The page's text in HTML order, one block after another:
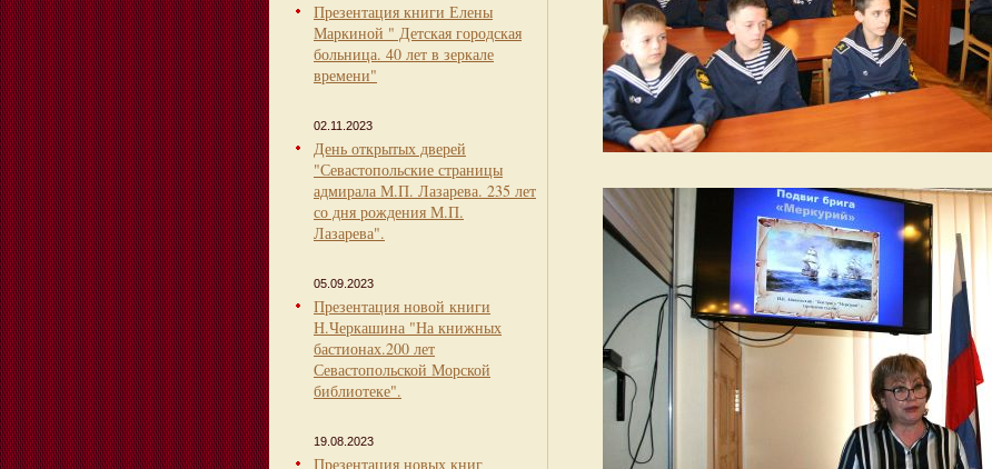
Презентация книги Елены
Маркиной " Детская городская
больница. 40 лет в зеркале
времени"
02.11.2023
День открытых дверей
"Севастопольские страницы
адмирала М.П. Лазарева. 235 лет
со дня рождения М.П.
Лазарева".
05.09.2023
Презентация новой книги
Н.Черкашина "На книжных
бастионах.200 лет
Севастопольской Морской
библиотеке".
19.08.2023
Презентация новых книг